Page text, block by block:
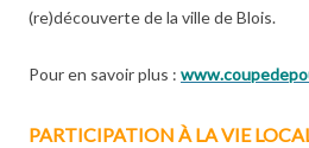
(re)découverte de la ville de Blois.
Pour en savoir plus :
PARTICIPATION À LA VIE